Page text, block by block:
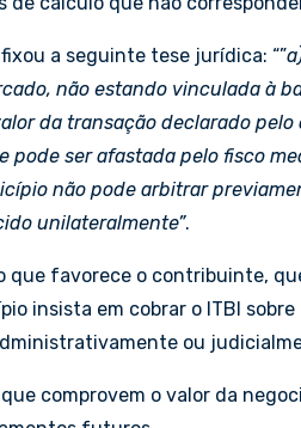
a seguinte tese jurídica: “”
não estando vinculada à
da transação declarado
pode ser afastada pelo fisco
não pode arbitrar
unilateralmente”.
favorece o contribuinte,
insista em cobrar o ITBI
ou
comprovem o valor da